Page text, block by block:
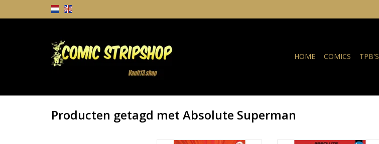
HOME COMICS TPB'S
Producten getagd met Absolute Superman